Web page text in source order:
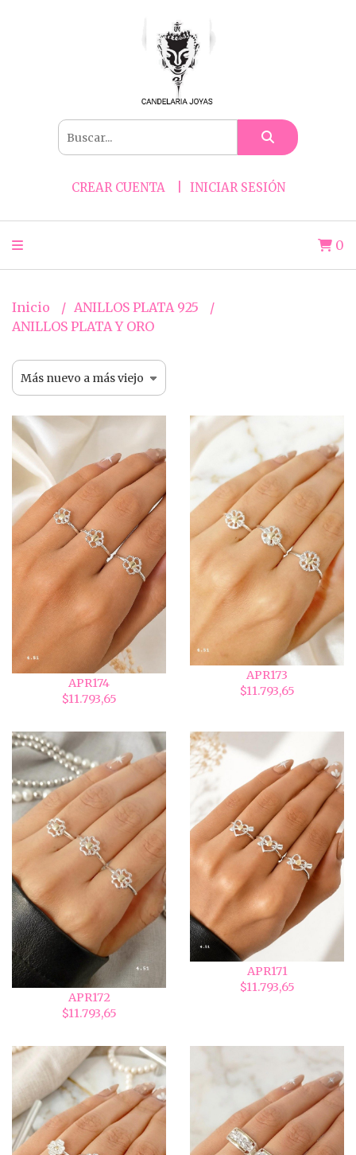
CREAR CUENTA INICIAR SESIÓN
0
Inicio
ANILLOS PLATA 925
ANILLOS PLATA Y ORO
APR174
$11.793,65
APR173
$11.793,65
APR172
$11.793,65
APR171
$11.793,65